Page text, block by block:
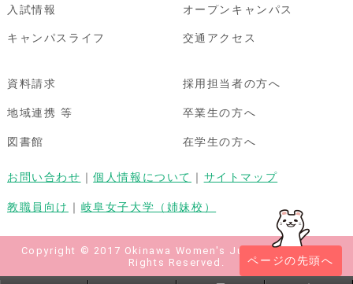
ページの先頭へ
入試情報
キャンパスライフ
オープンキャンパス
交通アクセス
資料請求
地域連携 等
図書館
採用担当者の方へ
卒業生の方へ
在学生の方へ
お問い合わせ ｜個人情報について ｜ サイトマップ
教職員向け ｜ 岐阜女子大学（姉妹校）
Copyright © 2017 Okinawa Women's Junior College All
Rights Reserved.